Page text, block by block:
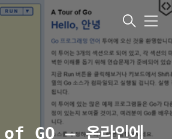
메
뉴
GO – 온라인에